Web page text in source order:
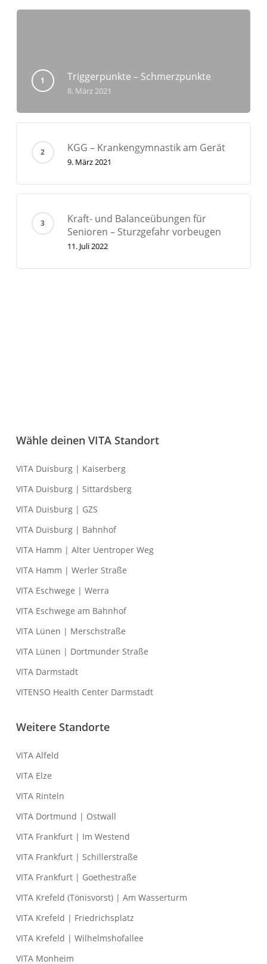
Triggerpunkte – Schmerzpunkte
8. März 2021
KGG – Krankengymnastik am Gerät
9. März 2021
Kraft- und Balanceübungen für
Senioren – Sturzgefahr vorbeugen
11. Juli 2022
Wähle deinen VITA Standort
VITA Duisburg | Kaiserberg
VITA Duisburg | Sittardsberg
VITA Duisburg | GZS
VITA Duisburg | Bahnhof
VITA Hamm | Alter Uentroper Weg
VITA Hamm | Werler Straße
VITA Eschwege | Werra
VITA Eschwege am Bahnhof
VITA Lünen | Merschstraße
VITA Lünen | Dortmunder Straße
VITA Darmstadt
VITENSO Health Center Darmstadt
Weitere Standorte
VITA Alfeld
VITA Elze
VITA Rinteln
VITA Dortmund | Ostwall
VITA Frankfurt | Im Westend
VITA Frankfurt | Schillerstraße
VITA Frankfurt | Goethestraße
VITA Krefeld (Tönisvorst) | Am Wasserturm
VITA Krefeld | Friedrichsplatz
VITA Krefeld | Wilhelmshofallee
VITA Monheim